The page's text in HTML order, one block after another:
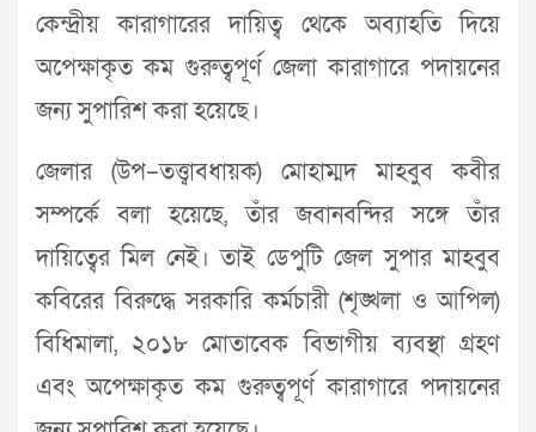
কেন্দ্রীয় কারাগারের দায়িত্ব থেকে অব্যাহতি দিয়ে
অপেক্ষাকৃত কম গুরুত্বপূর্ণ জেলা কারাগারে পদায়নের
জন্য সুপারিশ করা হয়েছে।
জেলার (উপ–তত্ত্বাবধায়ক) মোহাম্মদ মাহবুব কবীর
সম্পর্কে বলা হয়েছে, তাঁর জবানবন্দির সঙ্গে তাঁর
দায়িত্বের মিল নেই। তাই ডেপুটি জেল সুপার মাহবুব
কবিরের বিরুদ্ধে সরকারি কর্মচারী (শৃঙ্খলা ও আপিল)
বিধিমালা, ২০১৮ মোতাবেক বিভাগীয় ব্যবস্থা গ্রহণ
এবং অপেক্ষাকৃত কম গুরুত্বপূর্ণ কারাগারে পদায়নের